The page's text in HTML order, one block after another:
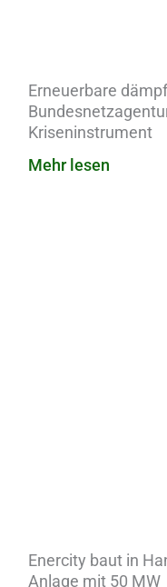
Erneuerbare
Kriseninstrument
Mehr lesen
Enercity baut in
Anlage mit 50 MW